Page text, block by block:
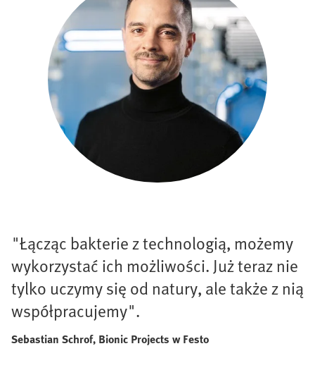
"Łącząc bakterie z technologią, możemy
wykorzystać ich możliwości. Już teraz nie
tylko uczymy się od natury, ale także z nią
współpracujemy".
Sebastian Schrof, Bionic Projects w Festo